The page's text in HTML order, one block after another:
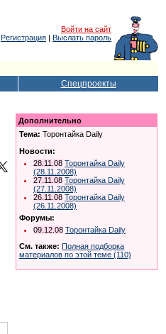
Войти на сайт
Регистрация | Выслать пароль
Спецпроекты
Дополнительно
Тема: Торонтайка Daily
Новости:
28.11.08 Торонтайка Daily
(28.11.2008)
27.11.08 Торонтайка Daily
(27.11.2008)
26.11.08 Торонтайка Daily
(26.11.2008)
Форумы:
09.12.08 Торонтайка Daily
См. также: Полная подборка
материалов по этой теме (110)